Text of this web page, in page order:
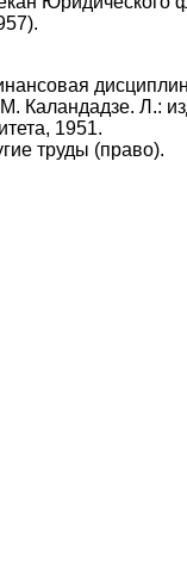
Каландадзе. Л.:
1951.
труды (право).